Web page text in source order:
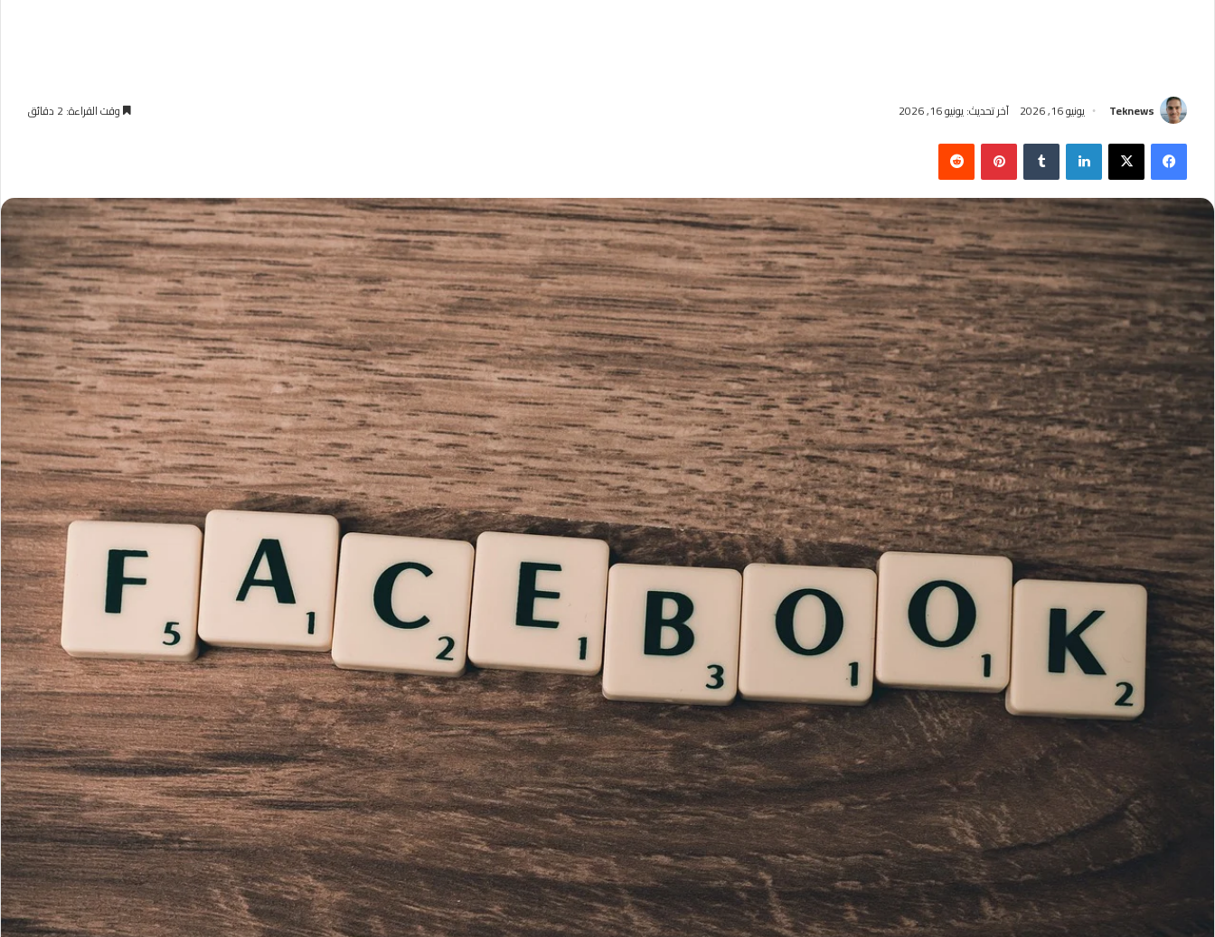
Teknews يونيو 16, 2026 آخر تحديث: يونيو 16, 2026 وقت القراءة: 2 دقائق
فيسبوك لينكدإن بينتيريست